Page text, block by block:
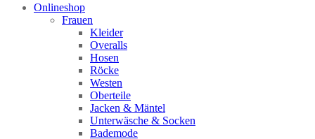
Onlineshop
Frauen
Kleider
Overalls
Hosen
Röcke
Westen
Oberteile
Jacken & Mäntel
Unterwäsche & Socken
Bademode